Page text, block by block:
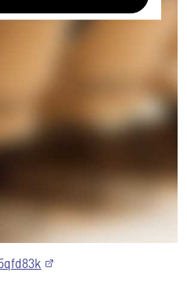
Zustimmung
einen externen
benötigen wir allerdings
Browser
Daten zu Geräten